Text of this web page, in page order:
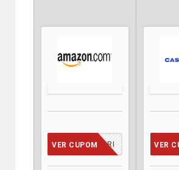
CUPOM INSERIDO
VER CUPOM VER